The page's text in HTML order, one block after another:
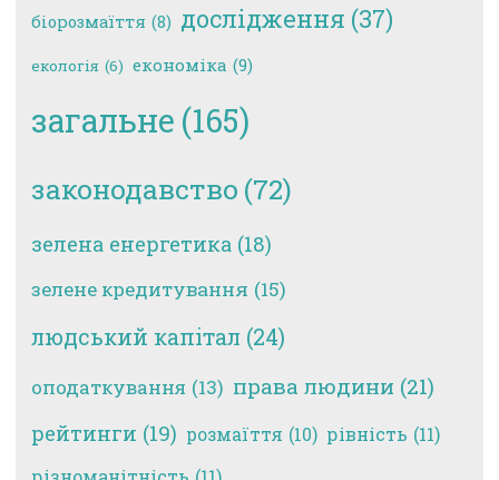
біорозмаїття (8) дослідження (37)
екологія (6) економіка (9)
загальне (165)
законодавство (72)
зелена енергетика (18)
зелене кредитування (15)
людський капітал (24)
оподаткування (13) права людини (21)
рейтинги (19) розмаїття (10) рівність (11)